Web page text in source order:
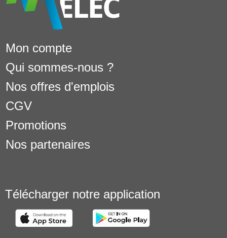
Mon compte
Qui sommes-nous ?
Nos offres d'emplois
CGV
Promotions
Nos partenaires
Télécharger notre application